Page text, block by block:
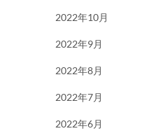
2022年10月
2022年9月
2022年8月
2022年7月
2022年6月